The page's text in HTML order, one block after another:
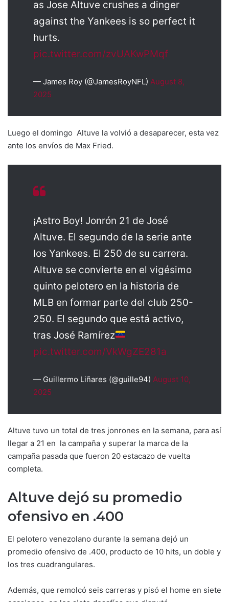
as Jose Altuve crushes a dinger
against the Yankees is so perfect it
hurts.
pic.twitter.com/zvUAKwPMqf
— James Roy (@JamesRoyNFL) August 8,
2025
Luego el domingo Altuve la volvió a desaparecer, esta vez
ante los envíos de Max Fried.
¡Astro Boy! Jonrón 21 de José
Altuve. El segundo de la serie ante
los Yankees. El 250 de su carrera.
Altuve se convierte en el vigésimo
quinto pelotero en la historia de
MLB en formar parte del club 250-
250. El segundo que está activo,
tras José Ramírez
pic.twitter.com/VkWgZE281a
— Guillermo Liñares (@guille94) August 10,
2025
Altuve tuvo un total de tres jonrones en la semana, para así
llegar a 21 en la campaña y superar la marca de la
campaña pasada que fueron 20 estacazo de vuelta
completa.
Altuve dejó su promedio
ofensivo en .400
El pelotero venezolano durante la semana dejó un
promedio ofensivo de .400, producto de 10 hits, un doble y
los tres cuadrangulares.
Además, que remolcó seis carreras y pisó el home en siete